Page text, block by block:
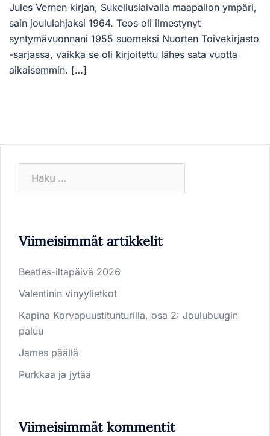
Jules Vernen kirjan, Sukelluslaivalla maapallon ympäri,
sain joululahjaksi 1964. Teos oli ilmestynyt
syntymävuonnani 1955 suomeksi Nuorten Toivekirjasto
-sarjassa, vaikka se oli kirjoitettu lähes sata vuotta
aikaisemmin. […]
Viimeisimmät artikkelit
Beatles-iltapäivä 2026
Valentinin vinyylietkot
Kapina Korvapuustitunturilla, osa 2: Joulubuugin
paluu
James päällä
Purkkaa ja jytää
Viimeisimmät kommentit